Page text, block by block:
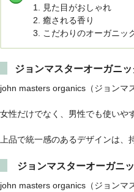
見た目がおしゃれ
癒される香り
こだわりのオーガニッ
ジョンマスターオーガニ
john masters organics（ジョンマ
女性だけでなく、男性でも使いや
上品で統一感のあるデザインは
ジョンマスターオーガニ
john masters organics（ジョンマ